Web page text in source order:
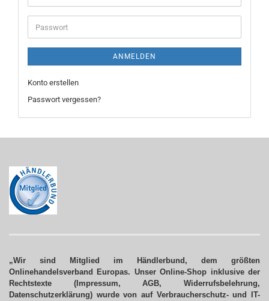
Mail-
Adresse
Passwort
ANMELDEN
Konto erstellen
Passwort vergessen?
„Wir sind Mitglied im Händlerbund, dem größten
Onlinehandelsverband Europas. Unser Online-Shop inklusive der
Rechtstexte (Impressum, AGB, Widerrufsbelehrung,
Datenschutzerklärung) wurde von auf Verbraucherschutz- und IT-